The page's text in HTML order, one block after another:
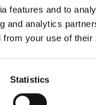
features and to
and analytics
from your use of
Statistics
En
Club geef je
zekeren en
SVK-